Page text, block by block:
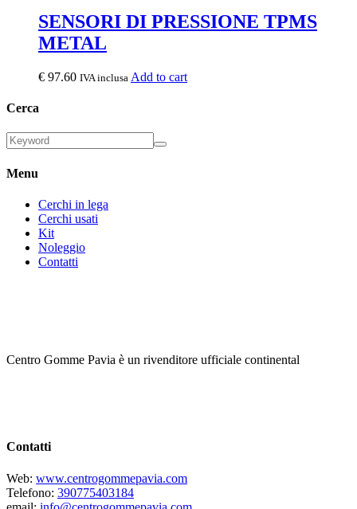
SENSORI DI PRESSIONE TPMS
METAL
€ 97.60 IVA inclusa Add to cart
Cerca
Menu
Cerchi in lega
Cerchi usati
Kit
Noleggio
Contatti
Centro Gomme Pavia è un rivenditore ufficiale continental
Contatti
Web: www.centrogommepavia.com
Telefono: 390775403184